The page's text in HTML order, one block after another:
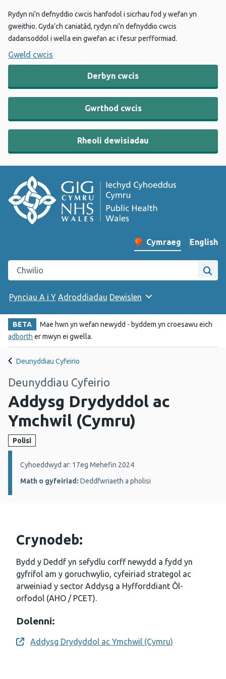
Rydyn ni’n defnyddio cwcis hanfodol i sicrhau fod y wefan yn
gweithio. Gyda’ch caniatâd, rydyn ni’n defnyddio cwcis
dadansoddol i wella ein gwefan ac i fesur perfformiad.
Gweld cwcis
Derbyn cwcis
Gwrthod cwcis
Rheoli dewisiadau
Newid iaith y wefan
Cymraeg English
–
Chwilio gwefan Iechyd Cyhoeddus Cymru
Pynciau A i Y Adroddiadau Dewislen
BETA
Mae hwn yn wefan newydd - byddem yn croesawu eich
adborth er mwyn ei gwella.
Deunyddiau Cyfeirio
Deunyddiau Cyfeirio
Addysg Drydyddol ac
Ymchwil (Cymru)
Polisi
Manylion:
Cyhoeddwyd ar: 17eg Mehefin 2024
Math o gyfeiriad: Deddfwriaeth a pholisi
Crynodeb:
Bydd y Deddf yn sefydlu corff newydd a fydd yn
gyfrifol am y goruchwylio, cyfeiriad strategol ac
arweiniad y sector Addysg a Hyfforddiant Ôl-
orfodol (AHO / PCET).
Dolenni:
Opens a new window
Addysg Drydyddol ac Ymchwil (Cymru)